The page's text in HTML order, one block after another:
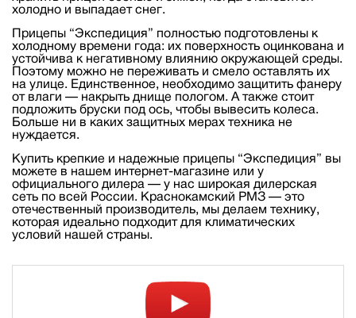
холодно и выпадает снег.
Прицепы “Экспедиция” полностью подготовлены к
холодному времени года: их поверхность оцинкована и
устойчива к негативному влиянию окружающей среды.
Поэтому можно не переживать и смело оставлять их
на улице. Единственное, необходимо защитить фанеру
от влаги — накрыть днище пологом. А также стоит
подложить бруски под ось, чтобы вывесить колеса.
Больше ни в каких защитных мерах техника не
нуждается.
Купить крепкие и надежные прицепы “Экспедиция” вы
можете в нашем интернет-магазине или у
официального дилера — у нас широкая дилерская
сеть по всей России. Краснокамский РМЗ — это
отечественный производитель, мы делаем технику,
которая идеально подходит для климатических
условий нашей страны.